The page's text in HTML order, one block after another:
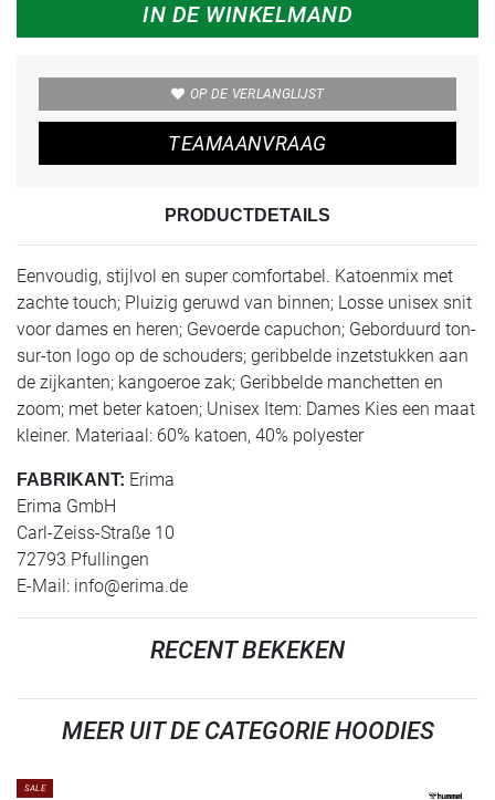
IN DE WINKELMAND
OP DE VERLANGLIJST
TEAMAANVRAAG
PRODUCTDETAILS
Eenvoudig, stijlvol en super comfortabel. Katoenmix met
zachte touch; Pluizig geruwd van binnen; Losse unisex snit
voor dames en heren; Gevoerde capuchon; Geborduurd ton-
sur-ton logo op de schouders; geribbelde inzetstukken aan
de zijkanten; kangoeroe zak; Geribbelde manchetten en
zoom; met beter katoen; Unisex Item: Dames Kies een maat
kleiner. Materiaal: 60% katoen, 40% polyester
FABRIKANT: Erima
Erima GmbH
Carl-Zeiss-Straße 10
72793 Pfullingen
E-Mail: info@erima.de
RECENT BEKEKEN
MEER UIT DE CATEGORIE HOODIES
SALE